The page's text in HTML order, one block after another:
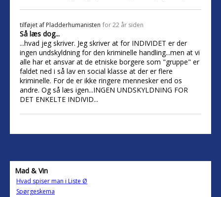
tilføjet af Pladderhumanisten for 22 år siden
Så læs dog...
...hvad jeg skriver. Jeg skriver at for INDIVIDET er der
ingen undskyldning for den kriminelle handling...men at vi
alle har et ansvar at de etniske borgere som "gruppe" er
faldet ned i så lav en social klasse at der er flere
kriminelle. For de er ikke ringere mennesker end os
andre. Og så læs igen...INGEN UNDSKYLDNING FOR
DET ENKELTE INDIVID...
Mad & Vin
Hvad spiser man i Liste Ø
Spørgeskema